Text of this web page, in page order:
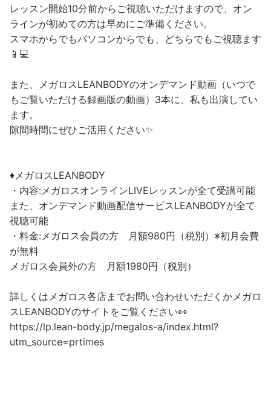
レッスン開始10分前からご視聴いただけますので、オン
ラインが初めての方は早めにご準備ください。
スマホからでもパソコンからでも、どちらでもご視聴ます
📱💻
また、メガロスLEANBODYのオンデマンド動画（いつで
もご覧いただける録画版の動画）3本に、私も出演してい
ます。
隙間時間にぜひご活用ください✨
♦︎メガロスLEANBODY
・内容:メガロスオンラインLIVEレッスンが全て受講可能
また、オンデマンド動画配信サービスLEANBODYが全て
視聴可能
・料金:メガロス会員の方 月額980円（税別）※初月会費
が無料
メガロス会員外の方 月額1980円（税別）
詳しくはメガロス各店までお問い合わせいただくかメガロ
スLEANBODYのサイトをご覧ください👀
https://lp.lean-body.jp/megalos-a/index.html?
utm_source=prtimes